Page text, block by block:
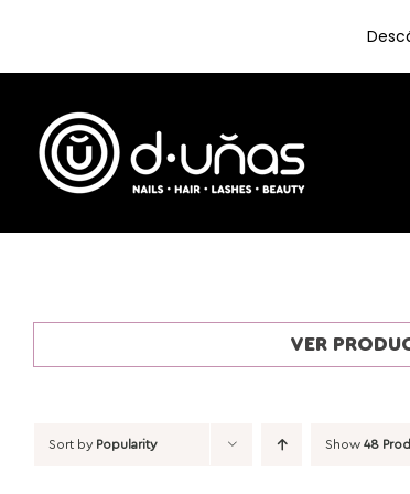
content
VER
Sort by Popularity Show 48